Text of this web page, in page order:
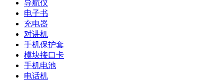
导航仪
电子书
充电器
对讲机
手机保护套
模块接口卡
手机电池
电话机